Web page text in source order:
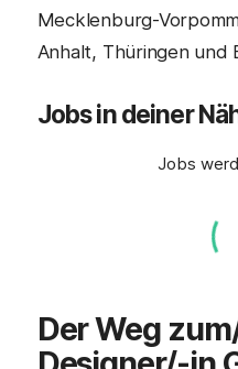
Mecklenburg-
Anhalt, Thüringen und
Jobs in deiner
Jobs
Der Weg